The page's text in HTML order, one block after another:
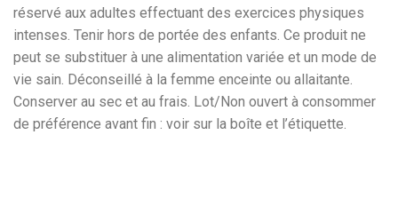
réservé aux adultes effectuant des exercices physiques
intenses. Tenir hors de portée des enfants. Ce produit ne
peut se substituer à une alimentation variée et un mode de
vie sain. Déconseillé à la femme enceinte ou allaitante.
Conserver au sec et au frais. Lot/Non ouvert à consommer
de préférence avant fin : voir sur la boîte et l’étiquette.